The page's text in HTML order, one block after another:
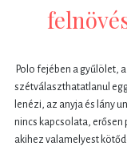
Polo fejében a gyűlölet,
szétválaszthatatlanul
lenézi, az anyja és lány
nincs kapcsolata,
akihez valamelyest